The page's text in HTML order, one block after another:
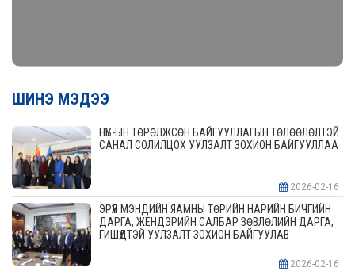
ШИНЭ МЭДЭЭ
НҮБ-ЫН ТӨРӨЛЖСӨН БАЙГУУЛЛАГЫН ТӨЛӨӨЛӨЛТЭЙ
САНАЛ СОЛИЛЦОХ УУЛЗАЛТ ЗОХИОН БАЙГУУЛЛАА
2026-02-16
ЭРҮҮЛ МЭНДИЙН ЯАМНЫ ТӨРИЙН НАРИЙН БИЧГИЙН
ДАРГА, ЖЕНДЭРИЙН САЛБАР ЗӨВЛӨЛИЙН ДАРГА,
ГИШҮҮДТЭЙ УУЛЗАЛТ ЗОХИОН БАЙГУУЛАВ
2026-02-16